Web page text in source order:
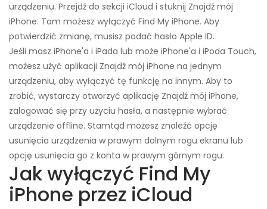
urządzeniu. Przejdź do sekcji iCloud i stuknij Znajdź mój
iPhone. Tam możesz wyłączyć Find My iPhone. Aby
potwierdzić zmianę, musisz podać hasło Apple ID.
Jeśli masz iPhone'a i iPada lub może iPhone'a i iPoda Touch,
możesz użyć aplikacji Znajdź mój iPhone na jednym
urządzeniu, aby wyłączyć tę funkcję na innym. Aby to
zrobić, wystarczy otworzyć aplikację Znajdź mój iPhone,
zalogować się przy użyciu hasła, a następnie wybrać
urządzenie offline. Stamtąd możesz znaleźć opcję
usunięcia urządzenia w prawym dolnym rogu ekranu lub
opcję usunięcia go z konta w prawym górnym rogu.
Jak wyłączyć Find My
iPhone przez iCloud